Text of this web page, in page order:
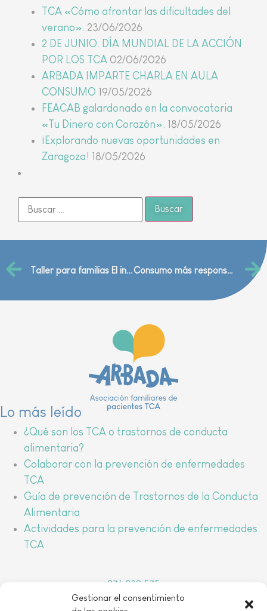
Gestionar el consentimiento
TCA «Cómo afrontar las dificultades del
verano». 23/06/2026
2 DE JUNIO. DÍA MUNDIAL DE LA ACCIÓN
POR LOS TCA 02/06/2026
ARBADA IMPARTE CHARLA EN AULA
CONSUMO 19/05/2026
FEACAB galardonado en la convocatoria
«Tu Dinero con Corazón». 18/05/2026
¡Explorando nuevas oportunidades en
Zaragoza! 18/05/2026
Taller para familias El intruso en casa (externalización del TCA) Consumo más responsables Hoy en el Colegio Juan de Lanuza
976 389 575
arbada@arbada.org
Lo más leído
¿Qué son los TCA o trastornos de conducta
alimentaria?
Colaborar con la prevención de enfermedades
TCA
Guía de prevención de Trastornos de la Conducta
Alimentaria
Actividades para la prevención de enfermedades
TCA